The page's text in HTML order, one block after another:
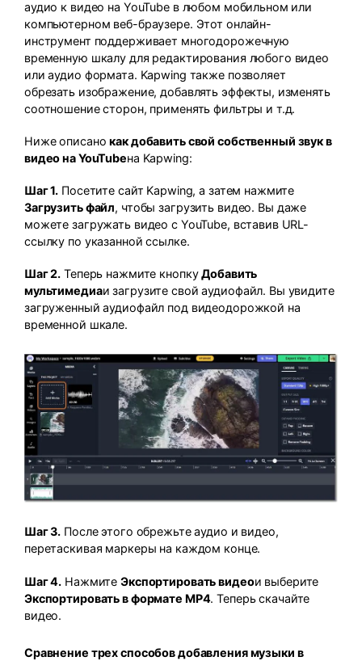
аудио к видео на YouTube в любом мобильном или
компьютерном веб-браузере. Этот онлайн-
инструмент поддерживает многодорожечную
временную шкалу для редактирования любого видео
или аудио формата. Kapwing также позволяет
обрезать изображение, добавлять эффекты, изменять
соотношение сторон, применять фильтры и т.д.
Ниже описанокак добавить свой собственный звук в
видео на YouTubeна Kapwing:
Шаг 1. Посетите сайт Kapwing, а затем нажмите
Загрузить файл, чтобы загрузить видео. Вы даже
можете загружать видео с YouTube, вставив URL-
ссылку по указанной ссылке.
Шаг 2. Теперь нажмите кнопкуДобавить
мультимедиаи загрузите свой аудиофайл. Вы увидите
загруженный аудиофайл под видеодорожкой на
временной шкале.
Шаг 3. После этого обрежьте аудио и видео,
перетаскивая маркеры на каждом конце.
Шаг 4. НажмитеЭкспортировать видеои выберите
Экспортировать в формате MP4. Теперь скачайте
видео.
Сравнение трех способов добавления музыки в